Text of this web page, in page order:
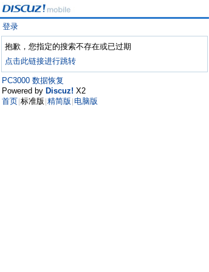
登录
抱歉，您指定的搜索不存在或已过期
点击此链接进行跳转
PC3000 数据恢复
Powered by Discuz! X2
首页 标准版 精简版 电脑版